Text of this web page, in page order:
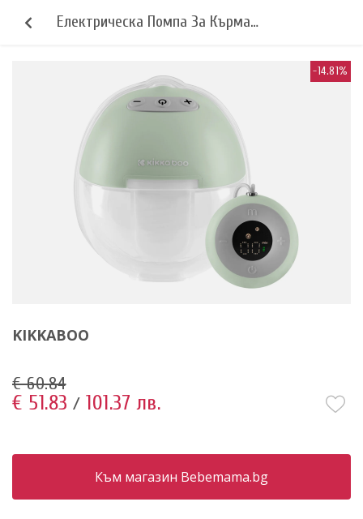
-14.81%
KIKKABOO
Eлектрическа Помпа За Кърма
€ 60.84
€ 51.83 / 101.37 лв.
Към магазин Bebemama.bg